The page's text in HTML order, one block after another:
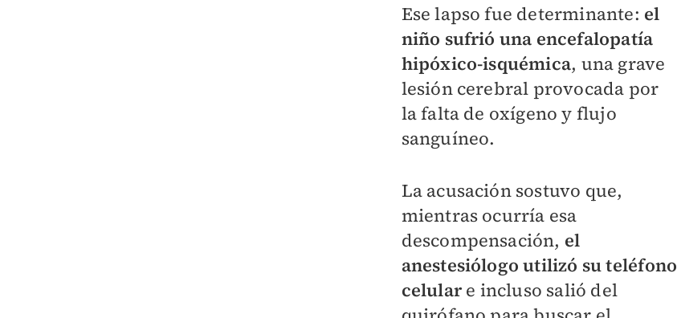
Ese lapso fue determinante: el
niño sufrió una encefalopatía
hipóxico-isquémica, una grave
lesión cerebral provocada por
la falta de oxígeno y flujo
sanguíneo.
La acusación sostuvo que,
mientras ocurría esa
descompensación, el
anestesiólogo utilizó su teléfono
celulare incluso salió del